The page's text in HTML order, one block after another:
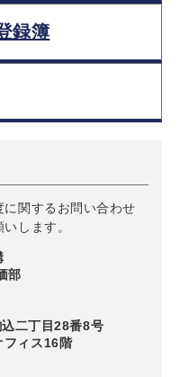
録簿
関するお問い合わせ
します。
部
二丁目28番8号
フィス16階